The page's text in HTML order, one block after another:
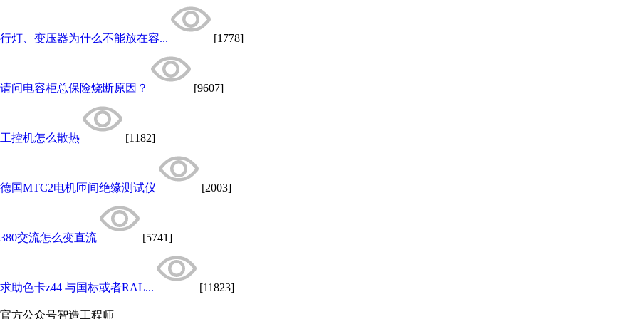
行灯、变压器为什么不能放在容... [1778]
请问电容柜总保险烧断原因？ [9607]
工控机怎么散热 [1182]
德国MTC2电机匝间绝缘测试仪 [2003]
380交流怎么变直流 [5741]
求助色卡z44 与国标或者RAL... [11823]
官方公众号智造工程师